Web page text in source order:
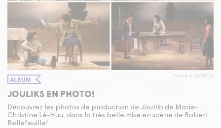
ALBUM Publié le 10/05/05
JOULIKS EN PHOTO!
Découvrez les photos de production de Jouliks de Marie-
Christine Lê-Huu, dans la très belle mise en scène de Robert
Bellefeuille!